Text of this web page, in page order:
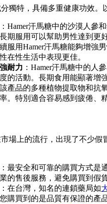
獨特，具備多重健康功效。
：Hamer汗馬糖中的沙漠人參
期服用可以幫助男性達到更
續服用Hamer汗馬糖能夠增強
在性生活中表現更佳。
耐力 ：Hamer汗馬糖中的人
的活動。長期食用能顯著增
該產品的多種植物提取物和
。特別適合容易感到疲倦、
市場上的流行，出現了不少
：最安全和可靠的購買方式是
的售後服務，避免購買到假貨
：在台灣，知名的連鎖藥局如
購買到的是品質有保證的產